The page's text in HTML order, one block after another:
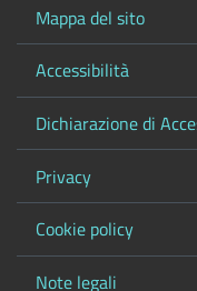
Mappa del sito
Accessibilità
Dichiarazione di
Privacy
Cookie policy
Note legali